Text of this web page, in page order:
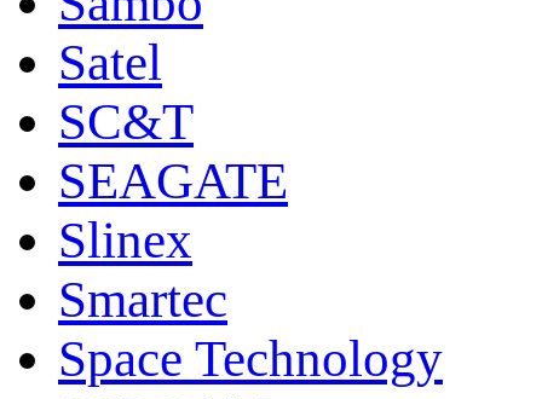
Satel
SC&T
SEAGATE
Slinex
Smartec
Space Technology